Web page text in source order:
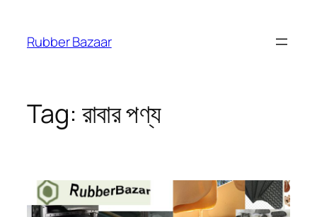
content
Rubber Bazaar
Tag: রাবার পণ্য